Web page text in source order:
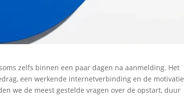
zelfs binnen een paar dagen na aanmelding. Het
een werkende internetverbinding en de motivatie
we de meest gestelde vragen over de opstart, duur